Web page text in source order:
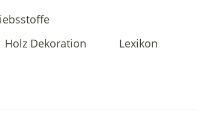
Holz Dekoration
Lexikon